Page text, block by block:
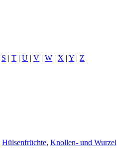
S | T | U | V | W | X | Y | Z
Hülsenfrüchte, Knollen- und